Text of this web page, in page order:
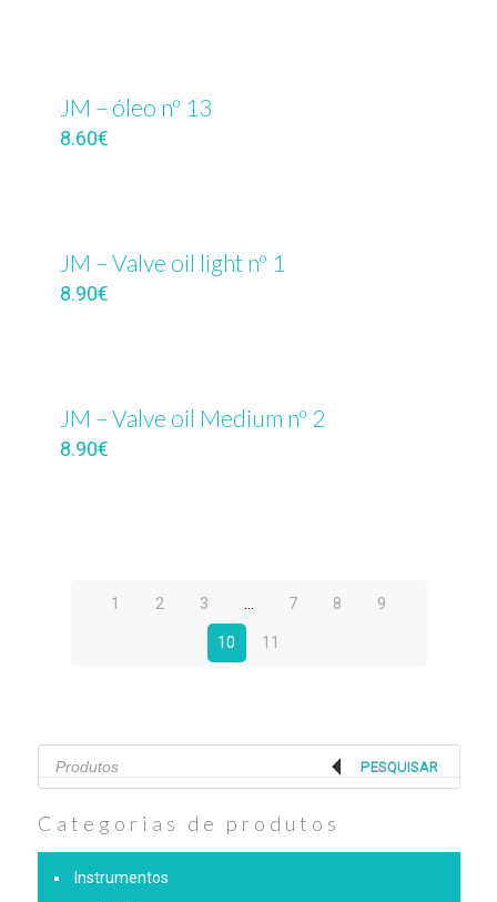
JM – óleo nº 13
8.60€
JM – Valve oil light nº 1
8.90€
JM – Valve oil Medium nº 2
8.90€
1 2 3 … 7 8 9
10 11
Products
search
PESQUISAR
Categorias de produtos
Instrumentos